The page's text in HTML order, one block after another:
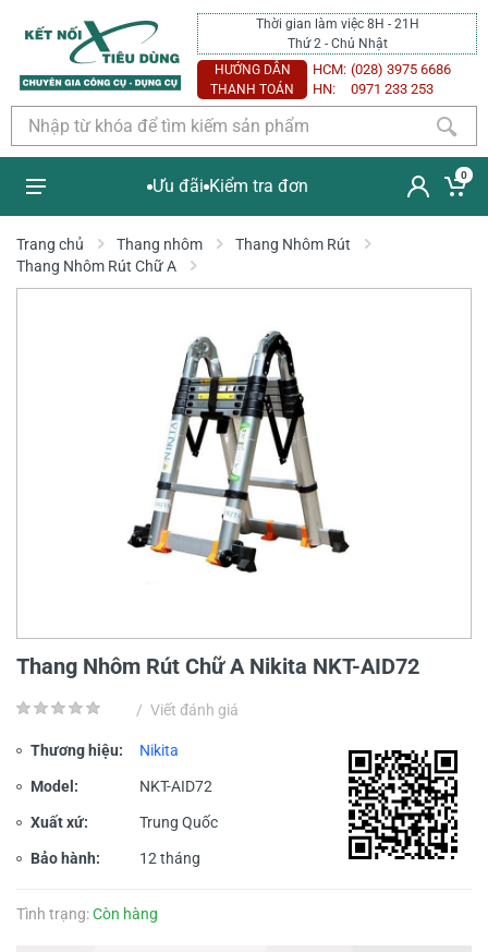
Thời gian làm việc 8H - 21H
Thứ 2 - Chủ Nhật
HƯỚNG DẪN
THANH TOÁN
HCM: (028) 3975 6686
HN:
0971 233 253
Ưu đãi Kiểm tra đơn
0
Trang chủ Thang nhôm
Thang Nhôm Rút
Thang Nhôm Rút Chữ A
Thang Nhôm Rút Chữ A Nikita NKT-AID72
/ Viết đánh giá
Thương hiệu: Nikita
Model: NKT-AID72
Xuất xứ: Trung Quốc
Bảo hành: 12 tháng
Tình trạng:Còn hàng